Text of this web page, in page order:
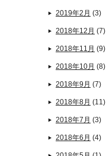
2019年2月 (3)
2018年12月 (7)
2018年11月 (9)
2018年10月 (8)
2018年9月 (7)
2018年8月 (11)
2018年7月 (3)
2018年6月 (4)